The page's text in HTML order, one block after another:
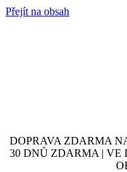
Přejít na obsah
DOPRAVA ZDARMA
30 DNŮ ZDARMA | VE